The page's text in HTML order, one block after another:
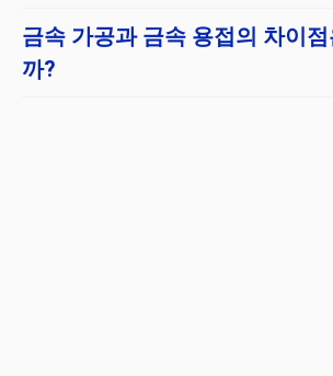
금속 가공과 금속 용접의 차이
까?